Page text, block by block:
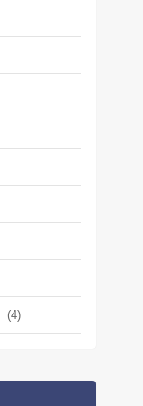
(4)